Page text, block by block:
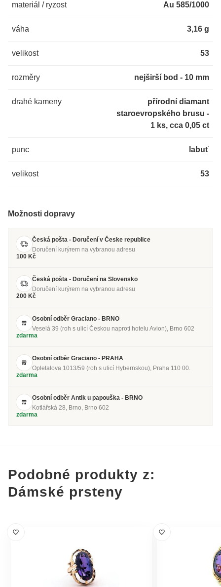
materiál / ryzost Au 585/1000
váha 3,16 g
velikost 53
rozměry nejširší bod - 10 mm
drahé kameny
přírodní diamant
staroevropského brusu -
1 ks, cca 0,05 ct
punc labuť
velikost 53
Možnosti dopravy
Česká pošta - Doručení v Česke republice
Doručení kurýrem na vybranou adresu
100 Kč
Česká pošta - Doručení na Slovensko
Doručení kurýrem na vybranou adresu
200 Kč
Osobní odběr Graciano - BRNO
Veselá 39 (roh s ulicí Českou naproti hotelu Avion), Brno 602
zdarma
Osobní odběr Graciano - PRAHA
Opletalova 1013/59 (roh s ulicí Hybernskou), Praha 110 00.
zdarma
Osobní odběr Antik u papouška - BRNO
Kotlářská 28, Brno, Brno 602
zdarma
Podobné produkty z:
Dámské prsteny